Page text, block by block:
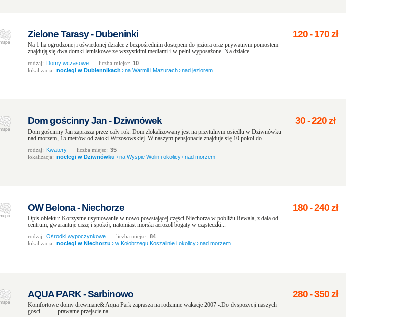
Zielone Tarasy - Dubeninki
Na 1 ha ogrodzonej i oświetlonej działce z bezpośrednim dostępem do jeziora oraz prywatnym pomostem
znajdują się dwa domki letniskowe ze wszystkimi mediami i w pełni wyposażone. Na działce...
rodzaj: Domy wczasowe liczba miejsc: 10
lokalizacja: noclegi w Dubiennikach ›na Warmii i Mazurach›nad jeziorem
120-170zł
Dom gościnny Jan - Dziwnówek
Dom gościnny Jan zaprasza przez cały rok. Dom zlokalizowany jest na przytulnym osiedlu w Dziwnówku
nad morzem, 15 metrów od zatoki Wrzosowskiej. W naszym pensjonacie znajduje się 10 pokoi do...
rodzaj: Kwatery liczba miejsc: 35
lokalizacja: noclegi w Dziwnówku ›na Wyspie Wolin i okolicy›nad morzem
30-220zł
OW Belona - Niechorze
Opis obiektu: Korzystne usytuowanie w nowo powstającej części Niechorza w pobliżu Rewala, z dala od
centrum, gwarantuje ciszę i spokój, natomiast morski aerozol bogaty w cząsteczki...
rodzaj: Ośrodki wypoczynkowe liczba miejsc: 84
lokalizacja: noclegi w Niechorzu ›w Kołobrzegu Koszalinie i okolicy›nad morzem
180-240zł
AQUA PARK - Sarbinowo
Komfortowe domy drewniane& Aqua Park zaprasza na rodzinne wakacje 2007 -.Do dyspozycji naszych
gosci - prawatne przejscie na...
280-350zł